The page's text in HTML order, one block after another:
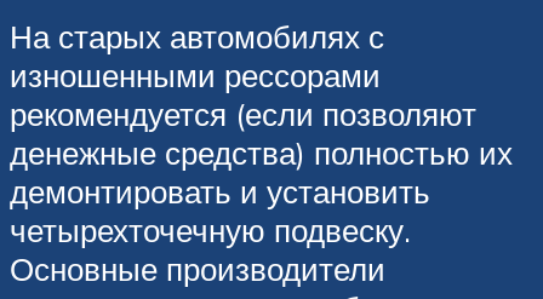
На старых автомобилях с
изношенными рессорами
рекомендуется (если позволяют
денежные средства) полностью их
демонтировать и установить
четырехточечную подвеску.
Основные производители